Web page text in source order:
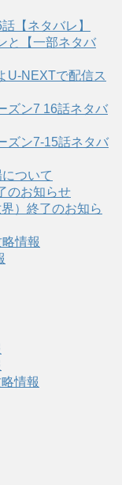
【ネタバレ】
と【一部ネタバ
U-NEXTで配信ス
ズン7 16話ネタバ
ズン7-15話ネタバ
ついて
のお知らせ
）終了のお知ら
情報
情報